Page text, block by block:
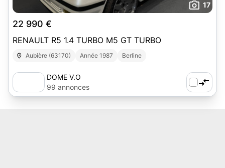
17
22 990 €
RENAULT R5 1.4 TURBO M5 GT TURBO
Aubière (63170) Année 1987 Berline
DOME V.O
99 annonces